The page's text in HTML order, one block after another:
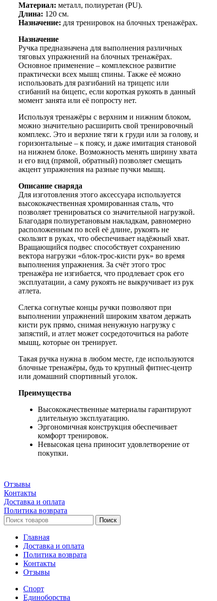
Материал: металл, полиуретан (PU).
Длина: 120 см.
Назначение: для тренировок на блочных тренажёрах.
Назначение
Ручка предназначена для выполнения различных
тяговых упражнений на блочных тренажёрах.
Основное применение – комплексное развитие
практически всех мышц спины. Также её можно
использовать для разгибаний на трицепс или
сгибаний на бицепс, если короткая рукоять в данный
момент занята или её попросту нет.
Используя тренажёры с верхним и нижним блоком,
можно значительно расширить свой тренировочный
комплекс. Это и верхние тяги к груди или за голову, и
горизонтальные – к поясу, и даже имитация становой
на нижнем блоке. Возможность менять ширину хвата
и его вид (прямой, обратный) позволяет смещать
акцент упражнения на разные пучки мышц.
Описание снаряда
Для изготовления этого аксессуара используется
высококачественная хромированная сталь, что
позволяет тренироваться со значительной нагрузкой.
Благодаря полиуретановым накладкам, равномерно
расположенным по всей её длине, рукоять не
скользит в руках, что обеспечивает надёжный хват.
Вращающийся подвес способствует сохранению
вектора нагрузки «блок-трос-кисти рук» во время
выполнения упражнения. За счёт этого трос
тренажёра не изгибается, что продлевает срок его
эксплуатации, а саму рукоять не выкручивает из рук
атлета.
Слегка согнутые концы ручки позволяют при
выполнении упражнений широким хватом держать
кисти рук прямо, снимая ненужную нагрузку с
запястий, и атлет может сосредоточиться на работе
мышц, которые он тренирует.
Такая ручка нужна в любом месте, где используются
блочные тренажёры, будь то крупный фитнес-центр
или домашний спортивный уголок.
Преимущества
Высококачественные материалы гарантируют
длительную эксплуатацию.
Эргономичная конструкция обеспечивает
комфорт тренировок.
Невысокая цена приносит удовлетворение от
покупки.
Отзывы
Контакты
Доставка и оплата
Политика возврата
Поиск
Главная
Доставка и оплата
Политика возврата
Контакты
Отзывы
Спорт
Единоборства